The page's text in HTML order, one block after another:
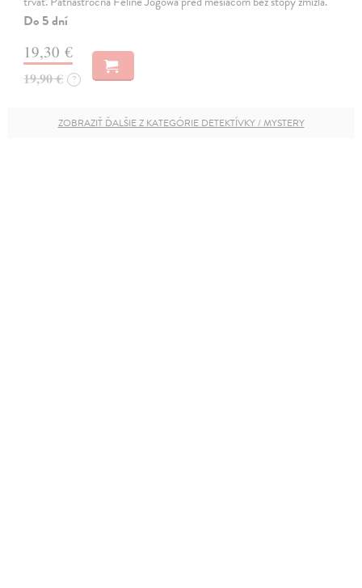
Do 5 dní
19,30 €
19,90 € ?
ZOBRAZIŤ ĎALŠIE Z KATEGÓRIE DETEKTÍVKY / MYSTERY